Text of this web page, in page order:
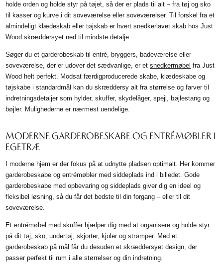
holde orden og holde styr på tøjet, så der er plads til alt – fra tøj og sko
til kasser og kurve i dit soveværelse eller soveværelser. Til forskel fra et
almindeligt klædeskab eller tøjskab er hvert snedkerlavet skab hos Just
Wood skræddersyet ned til mindste detalje.
Søger du et garderobeskab til entré, bryggers, badeværelse eller
soveværelse, der er udover det sædvanlige, er etsnedkermøbel fra Just
Wood helt perfekt. Modsat færdigproducerede skabe, klædeskabe og
tøjskabe i standardmål kan du skræddersy alt fra størrelse og farver til
indretningsdetaljer som hylder, skuffer, skydelåger, spejl, bøjlestang og
bøjler. Mulighederne er nærmest uendelige.
MODERNE GARDEROBESKABE OG ENTRÉMØBLER I
EGETRÆ
I moderne hjem er der fokus på at udnytte pladsen optimalt. Her kommer
garderobeskabe og entrémøbler med siddeplads ind i billedet. Gode
garderobeskabe med opbevaring og siddeplads giver dig en ideel og
fleksibel løsning, så du får det bedste til din forgang – eller til dit
soveværelse.
Et entrémøbel med skuffer hjælper dig med at organisere og holde styr
på dit tøj, sko, undertøj, skjorter, kjoler og strømper. Med et
garderobeskab på mål får du desuden et skræddersyet design, der
passer perfekt til rum i alle størrelser og din indretning.